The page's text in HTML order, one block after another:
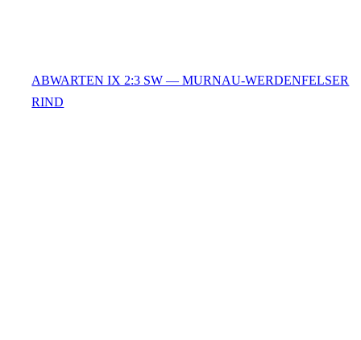
ABWARTEN IX 2:3 SW — MURNAU-WERDENFELSER
RIND